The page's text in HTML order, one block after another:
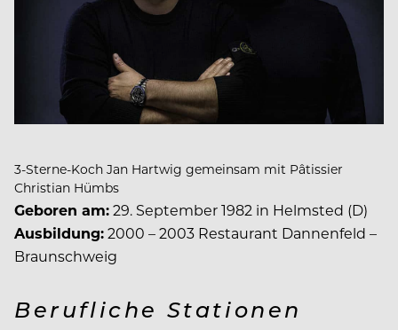
3-Sterne-Koch Jan Hartwig gemeinsam mit Pâtissier
Christian Hümbs
Geboren am:29. September 1982 in Helmsted (D)
Ausbildung:2000 – 2003 Restaurant Dannenfeld –
Braunschweig
Berufliche Stationen